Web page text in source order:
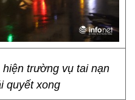
trường vụ tai nạn
quyết xong